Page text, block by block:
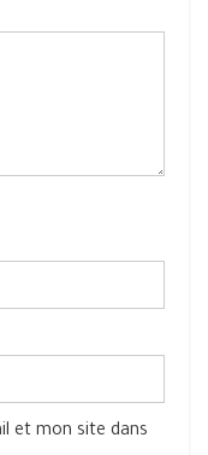
et mon site dans